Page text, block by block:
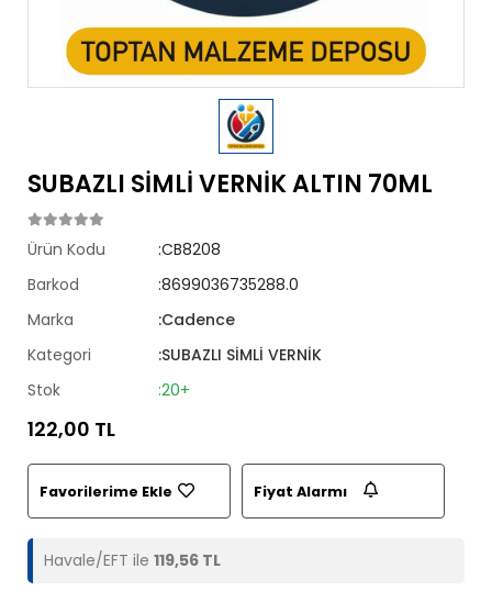
SUBAZLI SİMLİ VERNİK ALTIN 70ML
Ürün Kodu
:CB8208
Barkod
:8699036735288.0
Marka
:Cadence
Kategori
:SUBAZLI SİMLİ VERNİK
Stok
:20+
122,00 TL
Favorilerime Ekle Fiyat Alarmı
Havale/EFT ile 119,56 TL